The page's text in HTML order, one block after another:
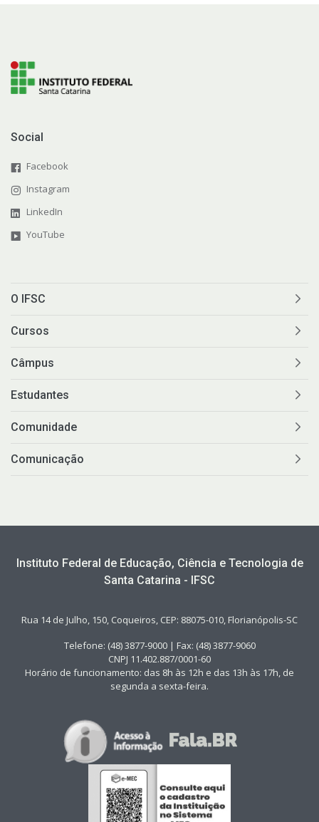
Social
Facebook
Instagram
LinkedIn
YouTube
O IFSC
Cursos
Câmpus
Estudantes
Comunidade
Comunicação
Instituto Federal de Educação, Ciência e Tecnologia de
Santa Catarina - IFSC
Rua 14 de Julho, 150, Coqueiros, CEP: 88075-010, Florianópolis-SC
Telefone: (48) 3877-9000 | Fax: (48) 3877-9060
CNPJ 11.402.887/0001-60
Horário de funcionamento: das 8h às 12h e das 13h às 17h, de
segunda a sexta-feira.